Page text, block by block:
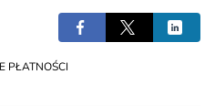
PŁATNOŚCI